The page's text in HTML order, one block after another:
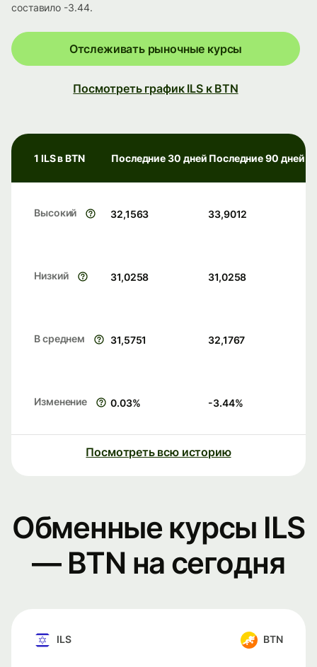
составило -3.44.
Отслеживать рыночные курсы
Посмотреть график ILS к BTN
1 ILS в BTN Последние 30 дней Последние 90 дней
Высокий 32,1563 33,9012
Низкий 31,0258 31,0258
В среднем 31,5751 32,1767
Изменение 0.03% -3.44%
Посмотреть всю историю
Обменные курсы ILS
— BTN на сегодня
ILS BTN